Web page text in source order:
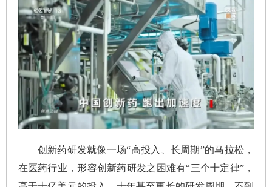
创新药研发就像一场“高投入、长周期”的马拉松，
在医药行业，形容创新药研发之困难有“三个十定律”，